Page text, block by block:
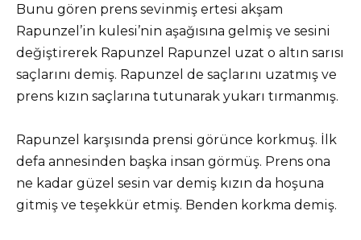
Bunu gören prens sevinmiş ertesi akşam
Rapunzel’in kulesi’nin aşağısına gelmiş ve sesini
değiştirerek Rapunzel Rapunzel uzat o altın sarısı
saçlarını demiş. Rapunzel de saçlarını uzatmış ve
prens kızın saçlarına tutunarak yukarı tırmanmış.
Rapunzel karşısında prensi görünce korkmuş. İlk
defa annesinden başka insan görmüş. Prens ona
ne kadar güzel sesin var demiş kızın da hoşuna
gitmiş ve teşekkür etmiş. Benden korkma demiş.